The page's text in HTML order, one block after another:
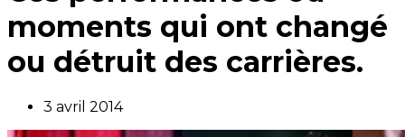
moments qui ont changé
ou détruit des carrières.
3 avril 2014